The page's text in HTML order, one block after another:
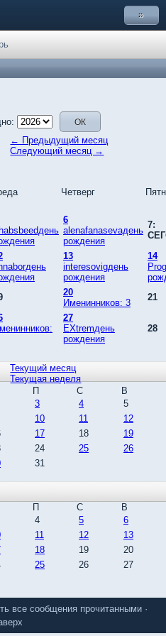
»
← Предыдущий месяц
Следующий месяц →
Четверг
6
alenafanasevaдень
рождения
7:
13
interesovigдень
рождения
14
20
Именинников: 3
21
27
EXtremдень
рождения
28
Текущий месяц
Текущая неделя
П С
В
3 4
5
10 11
12
17 18
19
24 25
26
31
П С
В
4 5
6
11 12
13
18 19
20
25 26
27
все сообщения прочитанными ·